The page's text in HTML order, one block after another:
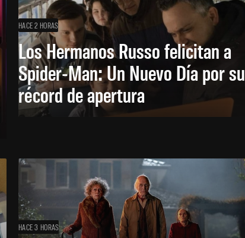
HACE 2 HORAS
Los Hermanos Russo felicitan a
Spider-Man: Un Nuevo Día por su
récord de apertura
HACE 3 HORAS